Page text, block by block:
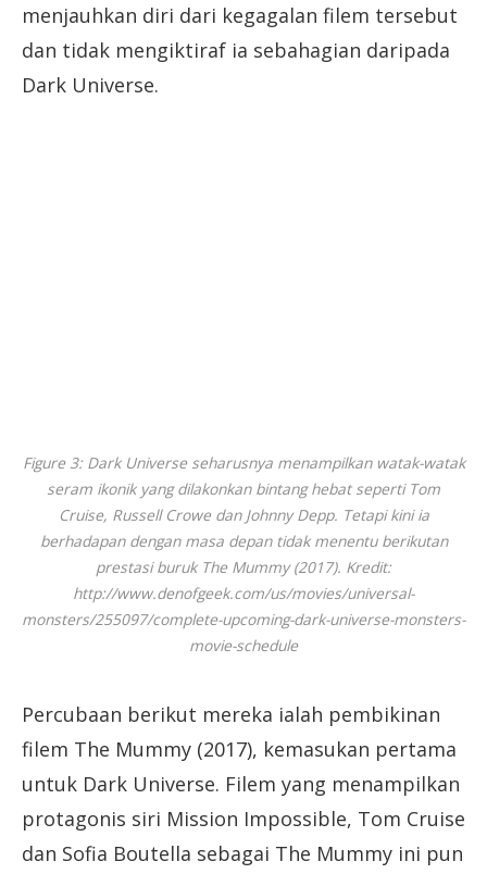
menjauhkan diri dari kegagalan filem tersebut
dan tidak mengiktiraf ia sebahagian daripada
Dark Universe.
Figure 3: Dark Universe seharusnya menampilkan watak-watak
seram ikonik yang dilakonkan bintang hebat seperti Tom
Cruise, Russell Crowe dan Johnny Depp. Tetapi kini ia
berhadapan dengan masa depan tidak menentu berikutan
prestasi buruk The Mummy (2017). Kredit:
http://www.denofgeek.com/us/movies/universal-
monsters/255097/complete-upcoming-dark-universe-monsters-
movie-schedule
Percubaan berikut mereka ialah pembikinan
filem The Mummy (2017), kemasukan pertama
untuk Dark Universe. Filem yang menampilkan
protagonis siri Mission Impossible, Tom Cruise
dan Sofia Boutella sebagai The Mummy ini pun